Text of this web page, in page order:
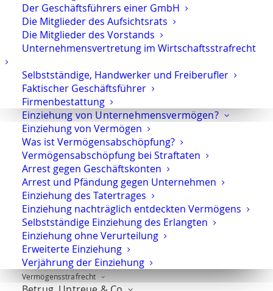
Der Geschäftsführers einer GmbH
Die Mitglieder des Aufsichtsrats
Die Mitglieder des Vorstands
Unternehmensvertretung im Wirtschaftsstrafrecht
Selbstständige, Handwerker und Freiberufler
Faktischer Geschäftsführer
Firmenbestattung
Einziehung von Unternehmensvermögen?
Einziehung von Vermögen
Was ist Vermögensabschöpfung?
Vermögensabschöpfung bei Straftaten
Arrest gegen Geschäftskonten
Arrest und Pfändung gegen Unternehmen
Einziehung des Tatertrages
Einziehung nachträglich entdeckten Vermögens
Selbstständige Einziehung des Erlangten
Einziehung ohne Verurteilung
Erweiterte Einziehung
Verjährung der Einziehung
Vermögens­strafrecht
Waren in Empfang nimmt und die Rechnung dem
Accountinhaber überlässt, liegt ein Fall von
Computerbetrug vor. Der Täter täuscht über seine
dem Kontoinhaber berechtigen, Zugang zu erhalten.
Diese Betrugsmasche nennt sich
späht der Täter Kreditkarten- oder Girokontodaten
aus und verwendet diese, um kostenpflichtig Waren
zu bestellen. Hierbei liegt auch ein klassischer Fall des
Dreieck-Computerbetrugs vor. DerGeschädigte
der Betreiber der Datenverarbeitungsanlage, hier der
Versandhandel, sind nicht die gleiche Person.
Weitere Informationen zum
(Computer-)Betrug
Wir haben für Sie einen einführenden Artikel zum
Tatbestand desBetrugsund desComputerbetrugs